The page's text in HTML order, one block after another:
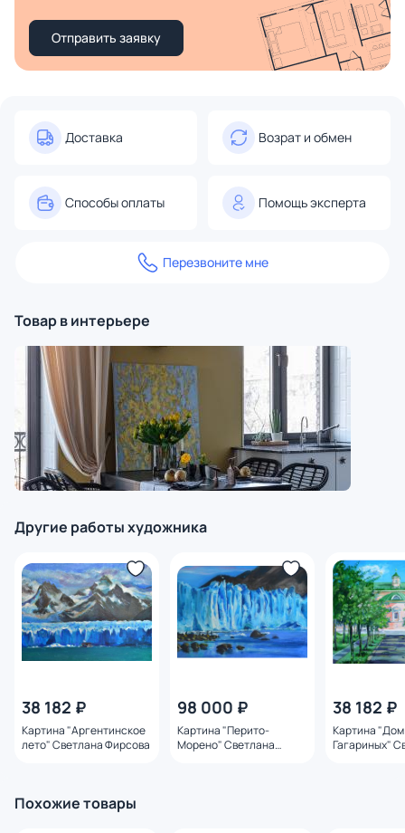
Отправить заявку
Доставка Возрат и обмен
Способы оплаты Помощь эксперта
Перезвоните мне
Товар в интерьере
Другие работы художника
38 182 ₽
Картина "Аргентинское
лето" Светлана Фирсова
98 000 ₽
Картина "Перито-
Морено" Светлана
38 182 ₽
Картина "Дом
Гагариных"
Похожие товары